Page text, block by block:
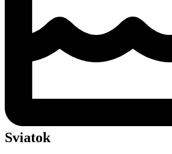
Sviatok